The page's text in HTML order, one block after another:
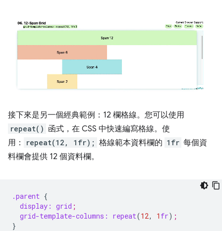
接下來是另一個經典範例：12 欄格線。您可以使用
repeat() 函式，在 CSS 中快速編寫格線。使
用：
repeat(12, 1fr); 格線範本資料欄的 1fr 每個資
料欄會提供 12 個資料欄。
.parent {
display: grid ;
grid-template-columns:
repeat(12, 1 fr) ;
}